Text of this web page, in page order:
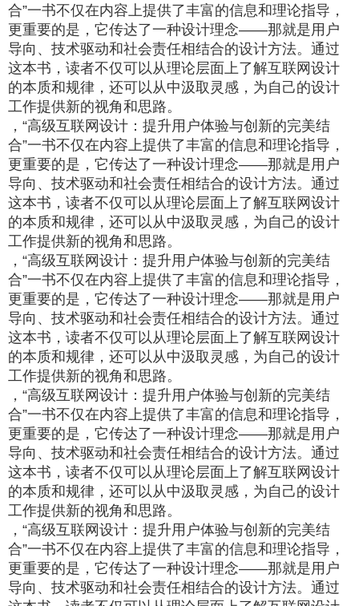
合”一书不仅在内容上提供了丰富的信息和理论指导，
更重要的是，它传达了一种设计理念——那就是用户
导向、技术驱动和社会责任相结合的设计方法。通过
这本书，读者不仅可以从理论层面上了解互联网设计
的本质和规律，还可以从中汲取灵感，为自己的设计
工作提供新的视角和思路。
，“高级互联网设计：提升用户体验与创新的完美结
合”一书不仅在内容上提供了丰富的信息和理论指导，
更重要的是，它传达了一种设计理念——那就是用户
导向、技术驱动和社会责任相结合的设计方法。通过
这本书，读者不仅可以从理论层面上了解互联网设计
的本质和规律，还可以从中汲取灵感，为自己的设计
工作提供新的视角和思路。
，“高级互联网设计：提升用户体验与创新的完美结
合”一书不仅在内容上提供了丰富的信息和理论指导，
更重要的是，它传达了一种设计理念——那就是用户
导向、技术驱动和社会责任相结合的设计方法。通过
这本书，读者不仅可以从理论层面上了解互联网设计
的本质和规律，还可以从中汲取灵感，为自己的设计
工作提供新的视角和思路。
，“高级互联网设计：提升用户体验与创新的完美结
合”一书不仅在内容上提供了丰富的信息和理论指导，
更重要的是，它传达了一种设计理念——那就是用户
导向、技术驱动和社会责任相结合的设计方法。通过
这本书，读者不仅可以从理论层面上了解互联网设计
的本质和规律，还可以从中汲取灵感，为自己的设计
工作提供新的视角和思路。
，“高级互联网设计：提升用户体验与创新的完美结
合”一书不仅在内容上提供了丰富的信息和理论指导，
更重要的是，它传达了一种设计理念——那就是用户
导向、技术驱动和社会责任相结合的设计方法。通过